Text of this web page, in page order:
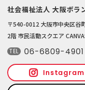
社会福祉法人 大阪ボラ
〒540-0012 大阪市中央区谷
2階 市民活動スクエア
TEL 06-6809-4901
Instagram